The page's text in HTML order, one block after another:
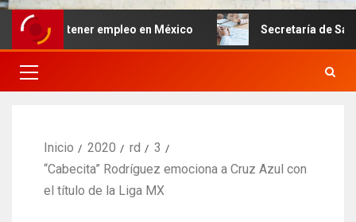
empleo en México Secretaría de Salud
Inicio 2020 rd
3
“Cabecita” Rodríguez emociona a Cruz Azul con
el título de la Liga MX